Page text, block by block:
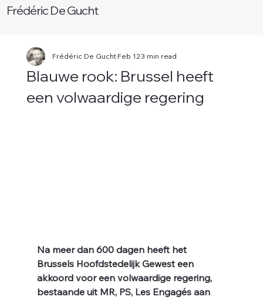
Frédéric De Gucht
Blauwe rook: Brussel heeft
een volwaardige regering
Frédéric De GuchtFeb 123 min read
Na meer dan 600 dagen heeft het
Brussels Hoofdstedelijk Gewest een
akkoord voor een volwaardige regering,
bestaande uit MR, PS, Les Engagés aan